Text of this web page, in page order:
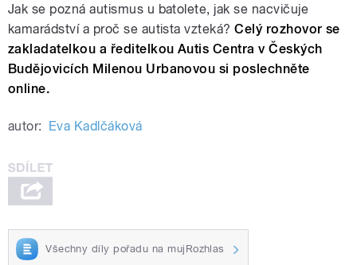
Jak se pozná autismus u batolete, jak se nacvičuje
kamarádství a proč se autista vzteká?Celý rozhovor se
zakladatelkou a ředitelkou Autis Centra v Českých
Budějovicích Milenou Urbanovou si poslechněte
online.
autor: Eva Kadlčáková
Všechny díly pořadu na mujRozhlas